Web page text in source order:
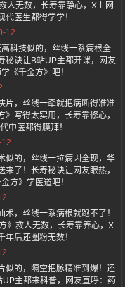
人无数，长寿靠静心，X上网
医生都得学学！
12
科技似的，丝线一系病根全
秘诀让B站UP主都开课，网友
《千金方》吧！
片，丝线一牵就把病断得准准
写得太实用，长寿靠修心，
中医都得膜拜！
似的，丝线一拉病因全现，华
了！长寿秘诀让网友眼热，
方》学医道吧！
，丝线一系病根就跑不了！
》救人无数，长寿靠养心，X
后还圈粉无数！
似的，隔空把脉精准到爆！还
主都来科普，网友直呼：药